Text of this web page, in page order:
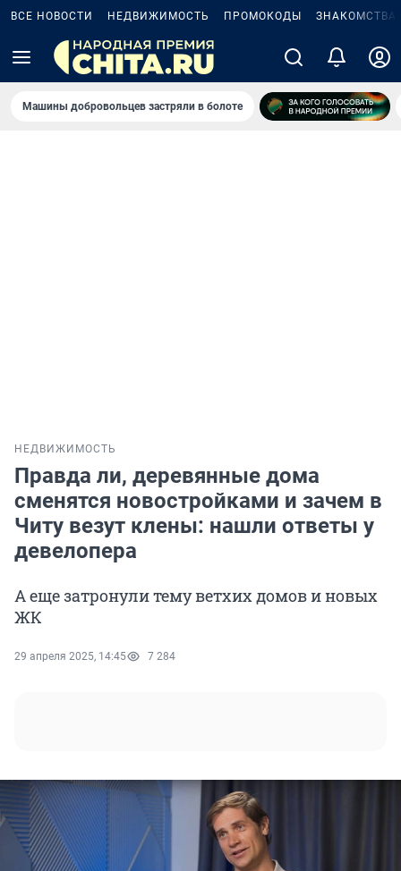
ВСЕ НОВОСТИ НЕДВИЖИМОСТЬ ПРОМОКОДЫ ЗНАКОМСТВА
Машины добровольцев застряли в болоте
НЕДВИЖИМОСТЬ
Правда ли, деревянные дома
сменятся новостройками и зачем в
Читу везут клены: нашли ответы у
девелопера
А еще затронули тему ветхих домов и новых
ЖК
29 апреля 2025, 14:45 7 284